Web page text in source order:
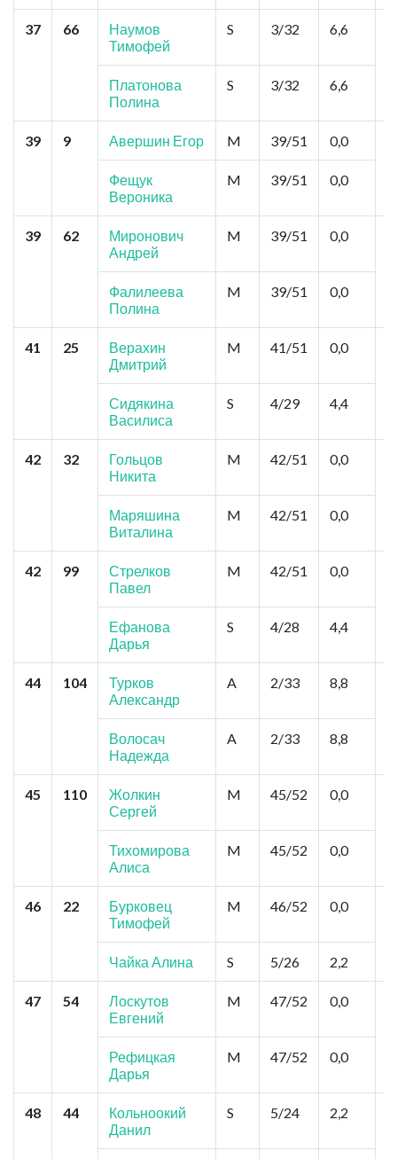
37 66
Наумов
Тимофей
S 3/32 6,6
Платонова
Полина
S 3/32 6,6
39 9 Авершин Егор M 39/51 0,0
Фещук
Вероника
M 39/51 0,0
39 62
Миронович
Андрей
M 39/51 0,0
Фалилеева
Полина
M 39/51 0,0
41 25
Верахин
Дмитрий
M 41/51 0,0
Сидякина
Василиса
S 4/29 4,4
42 32
Гольцов
Никита
M 42/51 0,0
Маряшина
Виталина
M 42/51 0,0
42 99
Стрелков
Павел
M 42/51 0,0
Ефанова
Дарья
S 4/28 4,4
44 104
Турков
Александр
A 2/33 8,8
Волосач
Надежда
A 2/33 8,8
45 110
Жолкин
Сергей
M 45/52 0,0
Тихомирова
Алиса
M 45/52 0,0
46 22
Бурковец
Тимофей
M 46/52 0,0
Чайка Алина
S 5/26 2,2
47 54
Лоскутов
Евгений
M 47/52 0,0
Рефицкая
Дарья
M 47/52 0,0
48 44
Кольноокий
Данил
S 5/24 2,2